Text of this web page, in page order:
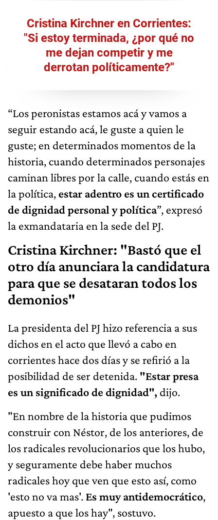
Cristina Kirchner en Corrientes:
"Si estoy terminada, ¿por qué no
me dejan competir y me
derrotan políticamente?"
“Los peronistas estamos acá y vamos a
seguir estando acá, le guste a quien le
guste; en determinados momentos de la
historia, cuando determinados personajes
caminan libres por la calle, cuando estás en
la política, estar adentro es un certificado
de dignidad personal y política”, expresó
la exmandataria en la sede del PJ.
Cristina Kirchner: "Bastó que el
otro día anunciara la candidatura
para que se desataran todos los
demonios"
La presidenta del PJ hizo referencia a sus
dichos en el acto que llevó a cabo en
corrientes hace dos días y se refirió a la
posibilidad de ser detenida. "Estar presa
es un significado de dignidad", dijo.
"En nombre de la historia que pudimos
construir con Néstor, de los anteriores, de
los radicales revolucionarios que los hubo,
y seguramente debe haber muchos
radicales hoy que ven que esto así, como
'esto no va mas'. Es muy antidemocrático,
apuesto a que los hay", sostuvo.